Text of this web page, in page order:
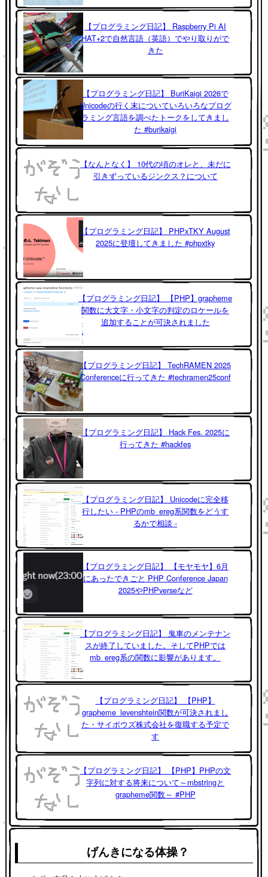
【プログラミング日記】 Raspberry Pi AI
HAT+2で自然言語（英語）でやり取りがで
きた
【プログラミング日記】 BuriKaigi 2026で
Unicodeの行く末についていろいろなプログ
ラミング言語を調べたトークをしてきまし
た #burikaigi
【なんとなく】 10代の頃のオレと、未だに
引きずっているジンクス？について
【プログラミング日記】 PHPxTKY August
2025に登壇してきました #phpxtky
【プログラミング日記】 【PHP】grapheme
関数に大文字・小文字の判定のロケールを
追加することが可決されました
【プログラミング日記】 TechRAMEN 2025
Conferenceに行ってきた #techramen25conf
【プログラミング日記】 Hack Fes. 2025に
行ってきた #hackfes
【プログラミング日記】 Unicodeに完全移
行したい - PHPのmb_ereg系関数をどうす
るかで相談 -
【プログラミング日記】 【モヤモヤ】6月
にあったできごと PHP Conference Japan
2025やPHPverseなど
【プログラミング日記】 鬼車のメンテナン
スが終了していました。そしてPHPでは
mb_ereg系の関数に影響があります。
【プログラミング日記】 【PHP】
grapheme_levenshtein関数が可決されまし
た・サイボウズ株式会社を復職する予定で
す
【プログラミング日記】 【PHP】PHPの文
字列に対する将来について～mbstringと
grapheme関数～ #PHP
げんきになる体操？